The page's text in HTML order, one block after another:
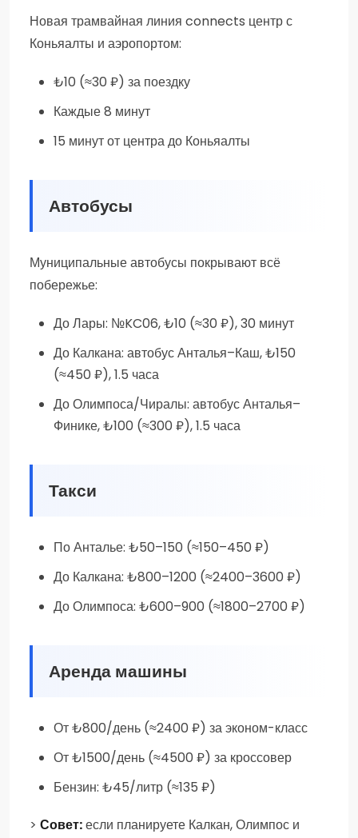
Новая трамвайная линия connects центр с
Коньяалты и аэропортом:
₺10 (≈30 ₽) за поездку
Каждые 8 минут
15 минут от центра до Коньяалты
Автобусы
Муниципальные автобусы покрывают всё
побережье:
До Лары: №KC06, ₺10 (≈30 ₽), 30 минут
До Калкана: автобус Анталья–Каш, ₺150
(≈450 ₽), 1.5 часа
До Олимпоса/Чиралы: автобус Анталья–
Финике, ₺100 (≈300 ₽), 1.5 часа
Такси
По Анталье: ₺50–150 (≈150–450 ₽)
До Калкана: ₺800–1200 (≈2400–3600 ₽)
До Олимпоса: ₺600–900 (≈1800–2700 ₽)
Аренда машины
От ₺800/день (≈2400 ₽) за эконом-класс
От ₺1500/день (≈4500 ₽) за кроссовер
Бензин: ₺45/литр (≈135 ₽)
> Совет:если планируете Калкан, Олимпос и